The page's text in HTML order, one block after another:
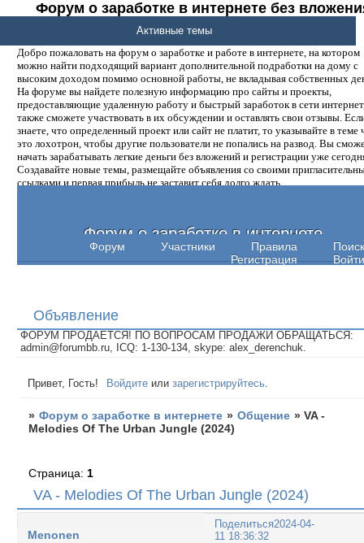
Форум о заработке в интернете без
денег.
Добро пожаловать на форум о заработке и работе в интернете, на котором
можно найти подходящий вариант дополнительной подработки на дому с
высоким доходом помимо основной работы, не вкладывая собственных
На форуме вы найдете полезную информацию про сайты и проекты,
предоставляющие удаленную работу и быстрый заработок в сети
также сможете участвовать в их обсуждении и оставлять свои отзывы.
знаете, что определенный проект или сайт не платит, то указывайте в теме
это лохотрон, чтобы другие пользователи не попались на развод. Вы
начать зарабатывать легкие деньги без вложений и регистрации уже
Создавайте новые темы, размещайте объявления со своими
ссылками и первая прибыль не заставит себя долго ждать.
Форум о заработке в интернете
Форум Участники Правила
Поиск
Регистрация
Войти
Активные темы
Объявление
ФОРУМ ПРОДАЕТСЯ! ПО ВОПРОСАМ ПРОДАЖИ ОБРАЩАТЬСЯ:
admin@forumbb.ru, ICQ: 1-130-134, skype: alex_derenchuk.
Привет, Гость! Войдите илизарегистрируйтесь
» Форум о заработке в интернете » Общение »VA -
Melodies Of The Urban Jungle (2024)
VA - Melodies Of The Urban Jungle (2024)
Страница: 1
Поделиться2024-04-
11 18:36:32
Menonen